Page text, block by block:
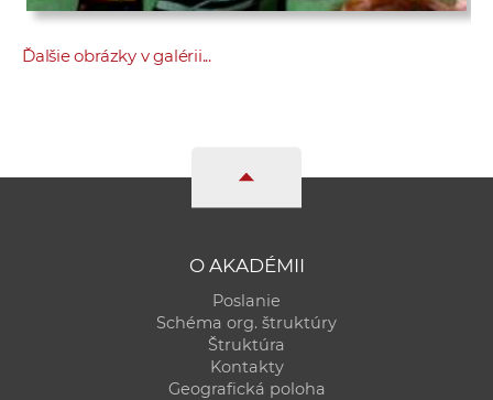
Ďalšie obrázky v galérii...
O AKADÉMII
Poslanie
Schéma org. štruktúry
Štruktúra
Kontakty
Geografická poloha